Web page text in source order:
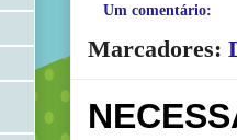
Um comentário:
Marcadores: